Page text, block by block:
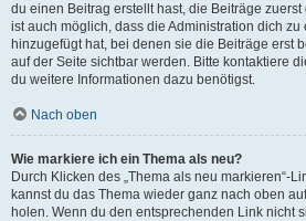
du einen Beitrag erstellt hast, die Beiträge
ist auch möglich, dass die Administration dich
hinzugefügt hat, bei denen sie die Beiträge erst
auf der Seite sichtbar werden. Bitte kontaktiere
du weitere Informationen dazu benötigst.
Nach oben
Wie markiere ich ein Thema als neu?
Durch Klicken des „Thema als neu markieren“-
kannst du das Thema wieder ganz nach oben
holen. Wenn du den entsprechenden Link nicht